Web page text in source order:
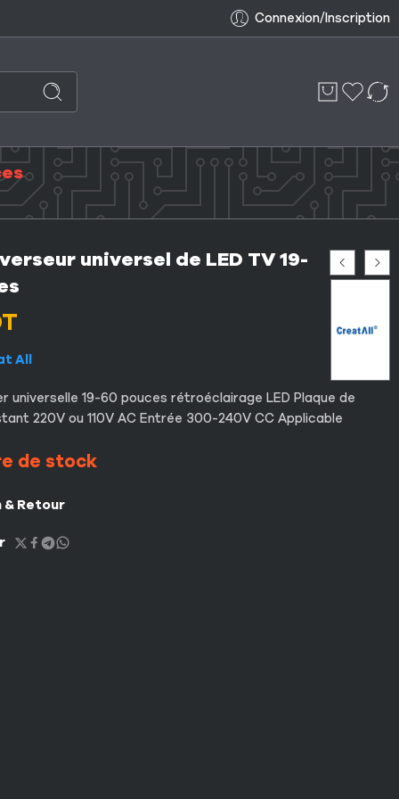
Connexion/Inscription
universel de LED TV 19-
All
universelle 19-60 pouces rétroéclairage LED Plaque de
220V ou 110V AC Entrée 300-240V CC Applicable
de stock
& Retour